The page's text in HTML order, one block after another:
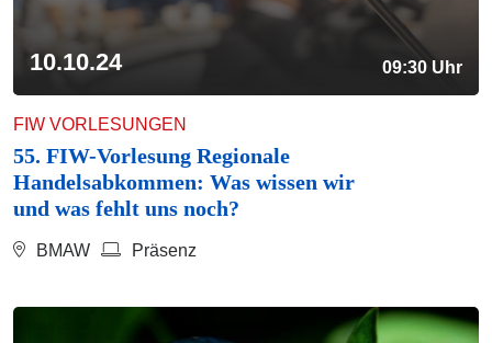
10.10.24 09:30 Uhr
FIW VORLESUNGEN
55. FIW-Vorlesung Regionale
Handelsabkommen: Was wissen wir
und was fehlt uns noch?
BMAW Präsenz